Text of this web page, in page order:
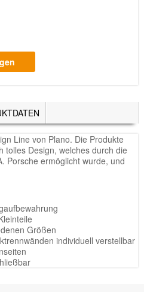
Line von Plano. Die Produkte
tolles Design, welches durch die
Porsche ermöglicht wurde, und
Größen
individuell verstellbar